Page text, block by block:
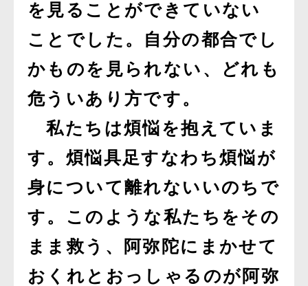
を見ることができていない
ことでした。自分の都合でし
かものを見られない、どれも
危ういあり方です。
私たちは煩悩を抱えていま
す。煩悩具足すなわち煩悩が
身について離れないいのちで
す。このような私たちをその
まま救う、阿弥陀にまかせて
おくれとおっしゃるのが阿弥